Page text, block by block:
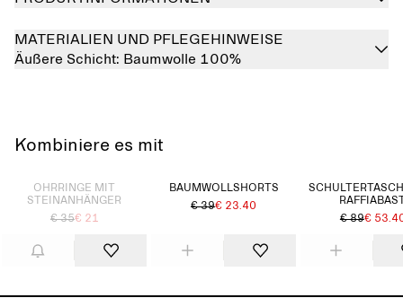
MATERIALIEN UND PFLEGEHINWEISE
Äußere Schicht: Baumwolle 100%
Kombiniere es mit
OHRRINGE MIT
STEINANHÄNGER
€ 35€ 21
BAUMWOLLSHORTS
€ 39€ 23.40
€ 89€